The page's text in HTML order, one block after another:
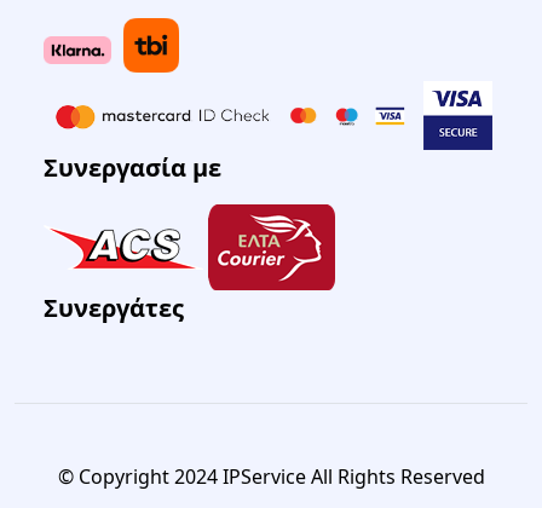
Συνεργασία με
Συνεργάτες
© Copyright 2024 IPService All Rights Reserved